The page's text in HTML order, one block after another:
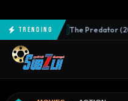
TrendingNEW The Predator